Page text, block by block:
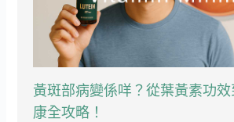
黃斑部病變係咩？從葉黃素功
康全攻略！